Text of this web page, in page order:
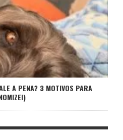
A PENA? 3 MOTIVOS PARA